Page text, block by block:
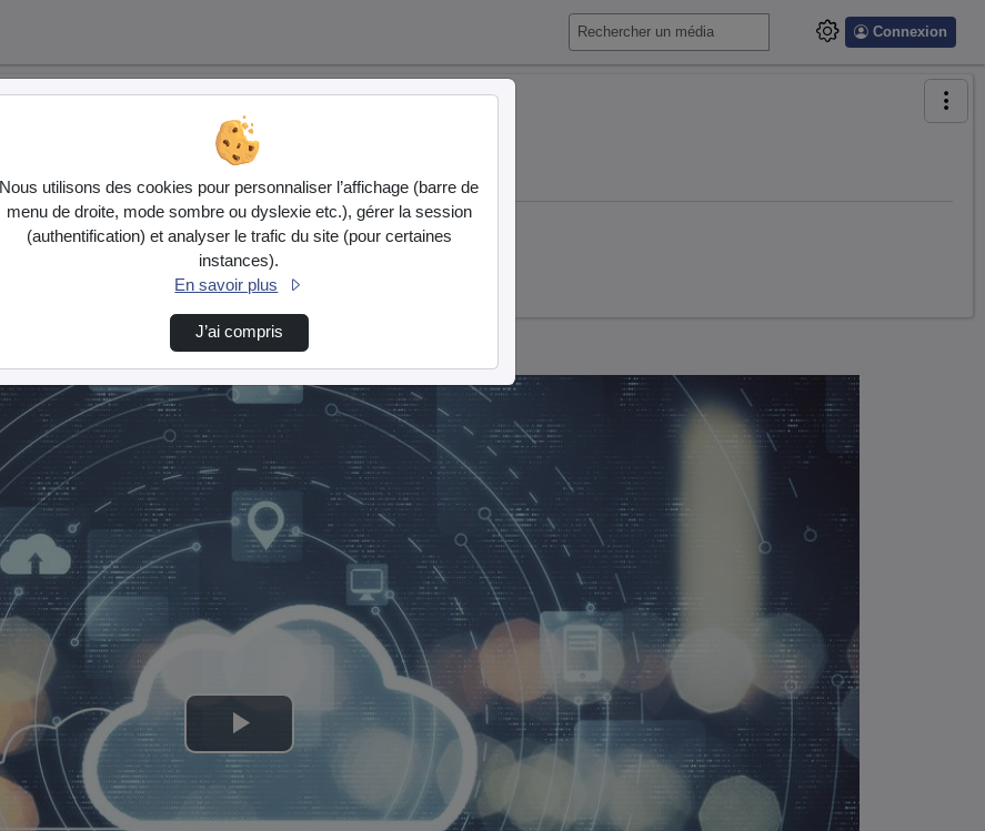
Connexion
Lire
Nous utilisons des cookies pour personnaliser l’affichage (barre de
menu de droite, mode sombre ou dyslexie etc.), gérer la session
(authentification) et analyser le trafic du site (pour certaines
instances).
En savoir plus
J’ai compris